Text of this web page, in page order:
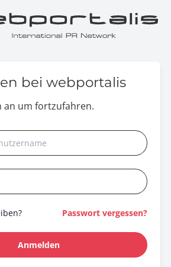
bei webportalis
an um fortzufahren.
Passwort vergessen?
Anmelden